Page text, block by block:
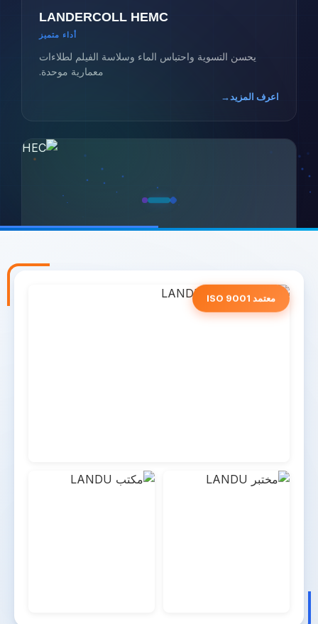
LANDERCOLL HEMC
أداء متميز
يحسن التسوية واحتباس الماء وسلاسة الفيلم لطلاءات
معمارية موحدة.
اعرف المزيد→
معتمد ISO 9001